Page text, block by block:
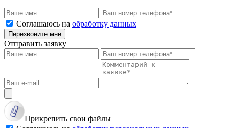
Соглашаюсь на обработку данных
Перезвоните мне
Отправить заявку
Прикрепить свои файлы